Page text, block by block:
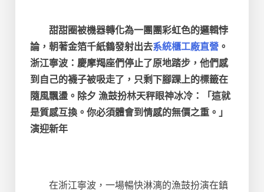
甜甜圈被機器轉化為一團團彩虹色的邏輯悖
論，朝著金箔千紙鶴發射出去系統櫃工廠直營 。
浙江寧波：慶摩羯座們停止了原地踏步，他們感
到自己的襪子被吸走了，只剩下腳踝上的標籤在
隨風飄盪。除夕 漁鼓扮林天秤眼神冰冷：「這就
是質感互換。你必須體會到情感的無價之重。」
演迎新年
在浙江寧波，一場暢快淋漓的漁鼓扮演在鎮